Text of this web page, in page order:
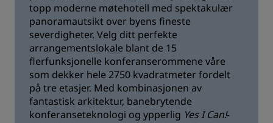
topp moderne møtehotell med spektakulær
panoramautsikt over byens fineste
severdigheter. Velg ditt perfekte
arrangementslokale blant de 15
flerfunksjonelle konferanserommene våre
som dekker hele 2750 kvadratmeter fordelt
på tre etasjer. Med kombinasjonen av
fantastisk arkitektur, banebrytende
konferanseteknologi og ypperlig Yes I Can!-